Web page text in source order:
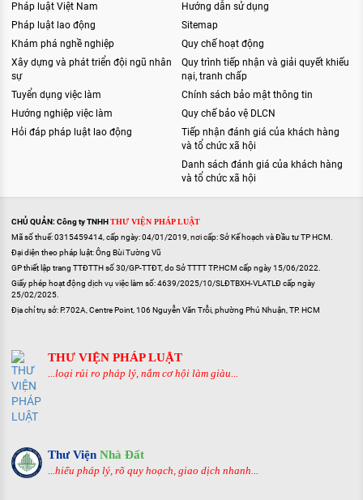
Pháp luật Việt Nam
Pháp luật lao động
Khám phá nghề nghiệp
Xây dựng và phát triển đội ngũ nhân
sự
Tuyển dụng việc làm
Hướng nghiệp việc làm
Hỏi đáp pháp luật lao động
Hướng dẫn sử dụng
Sitemap
Quy chế hoạt động
Quy trình tiếp nhận và giải quyết khiếu
nại, tranh chấp
Chính sách bảo mật thông tin
Quy chế bảo vệ DLCN
Tiếp nhận đánh giá của khách hàng
và tổ chức xã hội
Danh sách đánh giá của khách hàng
và tổ chức xã hội
CHỦ QUẢN: Công ty TNHHTHƯ VIỆN PHÁP LUẬT
Mã số thuế: 0315459414, cấp ngày: 04/01/2019, nơi cấp: Sở Kế hoạch và Đầu tư TP HCM.
Đại diện theo pháp luật: Ông Bùi Tường Vũ
GP thiết lập trang TTĐTTH số 30/GP-TTĐT, do Sở TTTT TP.HCM cấp ngày 15/06/2022.
Giấy phép hoạt động dịch vụ việc làm số: 4639/2025/10/SLĐTBXH-VLATLĐ cấp ngày
25/02/2025.
Địa chỉ trụ sở: P.702A, Centre Point, 106 Nguyễn Văn Trỗi, phường Phú Nhuận, TP. HCM
THƯ VIỆN PHÁP LUẬT
...loại rủi ro pháp lý, nắm cơ hội làm giàu...
Thư Viện Nhà Đất
...hiểu pháp lý, rõ quy hoạch, giao dịch nhanh...